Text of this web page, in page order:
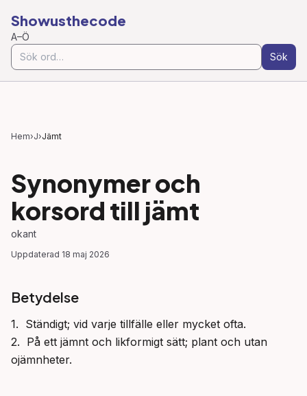
Showusthecode
A–Ö
Sök
Hem›J›Jämt
Synonymer och
korsord till jämt
okant
Uppdaterad 18 maj 2026
Betydelse
1.  Ständigt; vid varje tillfälle eller mycket ofta.
2.  På ett jämnt och likformigt sätt; plant och utan
ojämnheter.